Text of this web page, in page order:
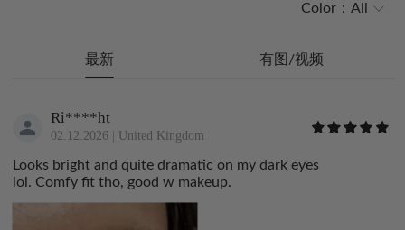
Color： All
最新 有图/视频
Ri****ht
02.12.2026 | United Kingdom
Looks bright and quite dramatic on my dark eyes
lol. Comfy fit tho, good w makeup.